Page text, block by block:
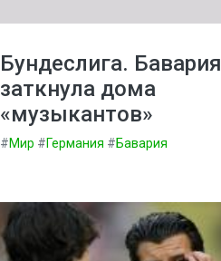
Бундеслига. Бавария
заткнула дома
«музыкантов»
#Мир #Германия #Бавария